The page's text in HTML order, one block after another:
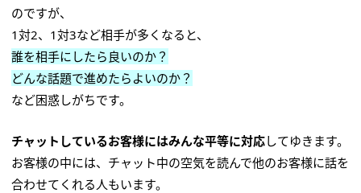
のですが、
1対2、1対3など相手が多くなると、
誰を相手にしたら良いのか？
どんな話題で進めたらよいのか？
など困惑しがちです。
チャットしているお客様にはみんな平等に対応してゆきます。
お客様の中には、チャット中の空気を読んで他のお客様に話を
合わせてくれる人もいます。